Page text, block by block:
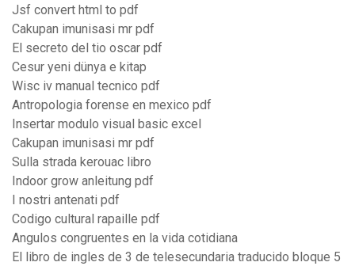
Jsf convert html to pdf
Cakupan imunisasi mr pdf
El secreto del tio oscar pdf
Cesur yeni dünya e kitap
Wisc iv manual tecnico pdf
Antropologia forense en mexico pdf
Insertar modulo visual basic excel
Cakupan imunisasi mr pdf
Sulla strada kerouac libro
Indoor grow anleitung pdf
I nostri antenati pdf
Codigo cultural rapaille pdf
Angulos congruentes en la vida cotidiana
El libro de ingles de 3 de telesecundaria traducido bloque 5